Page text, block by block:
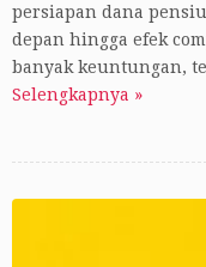
persiapan dana
depan hingga efek
banyak keuntungan,
Selengkapnya »